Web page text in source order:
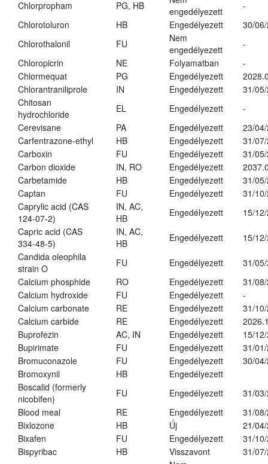
Chlorpropham
PG, HB
engedélyezett
-
Chlorotoluron
HB Engedélyezett
30/
Chlorothalonil
FU
Nem
engedélyezett
-
Chloropicrin
NE Folyamatban
-
Chlormequat
PG Engedélyezett
Chlorantraniliprole
IN Engedélyezett
31/
Chitosan
hydrochloride
EL Engedélyezett
-
Cerevisane
PA Engedélyezett
23/
Carfentrazone-ethyl
HB Engedélyezett
31/
Carboxin
FU Engedélyezett
31/
Carbon dioxide
IN, RO Engedélyezett
Carbetamide
HB Engedélyezett
31/
Captan
FU Engedélyezett
31/
Caprylic acid (CAS
124-07-2)
IN, AC,
HB
Engedélyezett
15/
Capric acid (CAS
334-48-5)
IN, AC,
HB
Engedélyezett
15/
Candida oleophila
strain O
FU Engedélyezett
31/
Calcium phosphide
RO Engedélyezett
31/
Calcium hydroxide
FU Engedélyezett
-
Calcium carbonate
RE Engedélyezett
31/
Calcium carbide
RE Engedélyezett
Buprofezin
AC, IN Engedélyezett
15/
Bupirimate
FU Engedélyezett
31/
Bromuconazole
FU Engedélyezett
30/
Bromoxynil
HB
Engedélyezett
Boscalid (formerly
nicobifen)
FU Engedélyezett
31/
Blood meal
RE Engedélyezett
31/
Bixlozone
HB Új
21/
Bixafen
FU Engedélyezett
31/
Bispyribac
HB Visszavont
31/